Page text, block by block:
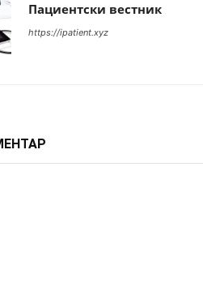
Пациентски вестник
https://ipatient.xyz